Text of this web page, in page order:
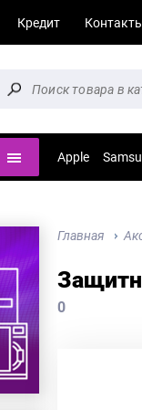
Кредит
Apple
Главная
0